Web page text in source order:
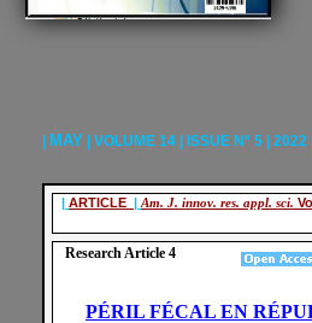
| ARTICLE | Am. J. innov. res. appl. sci.
Research Article 4
MAY | VOLUME 14 | ISSUE N° 5 | 2022 |
PÉRIL FÉCAL EN